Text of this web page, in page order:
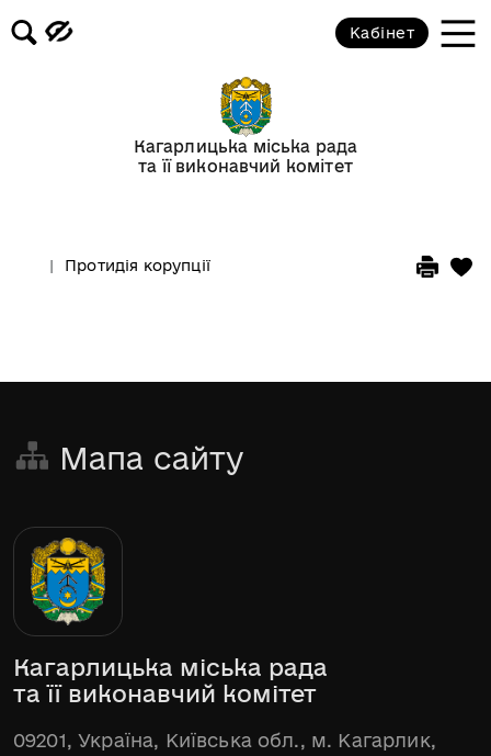
Кагарлицька міська рада
та її виконавчий комітет
Кабінет
Протидія корупції
Мапа сайту
Кагарлицька міська рада
та її виконавчий комітет
09201, Україна, Київська обл., м. Кагарлик,